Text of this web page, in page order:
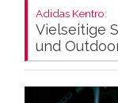
Adidas Kentro:
Vielseitige
und